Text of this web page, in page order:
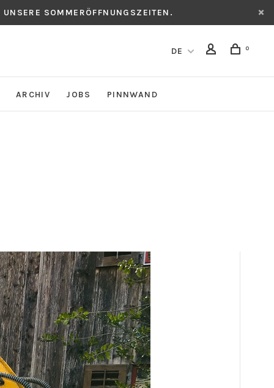
SOMMERÖFFNUNGSZEITEN.
DE 0
ARCHIV JOBS PINNWAND